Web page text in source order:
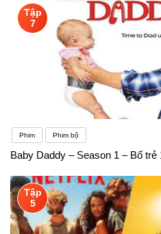
Tập
7
Phim Phim bộ
Baby Daddy – Season 1 – Bố
Tập
5